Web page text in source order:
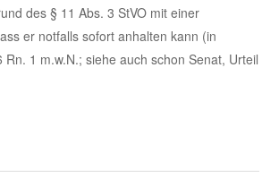
des § 11 Abs. 3 StVO mit einer
er notfalls sofort anhalten kann (in
1 m.w.N.; siehe auch schon Senat, Urteil